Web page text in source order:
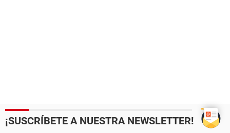
¡SUSCRÍBETE A NUESTRA NEWSLETTER!